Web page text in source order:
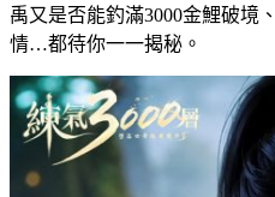
禹又是否能釣滿3000金鯉破境
情…都待你一一揭秘。